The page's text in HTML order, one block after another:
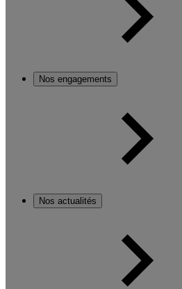
Nos engagements
Nos actualités